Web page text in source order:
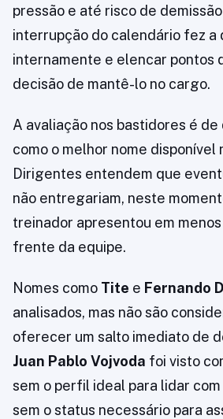
pressão e até risco de
interrupção do calendário fez
internamente e elencar pontos
decisão de mantê-lo no cargo.
A avaliação nos bastidores é
como o melhor nome disponível
Dirigentes entendem que
não entregariam, neste
treinador apresentou em menos
frente da equipe.
Nomes como Tite e Fernando
analisados, mas não são
oferecer um salto imediato de
Juan Pablo Vojvoda foi visto
sem o perfil ideal para lidar
sem o status necessário para